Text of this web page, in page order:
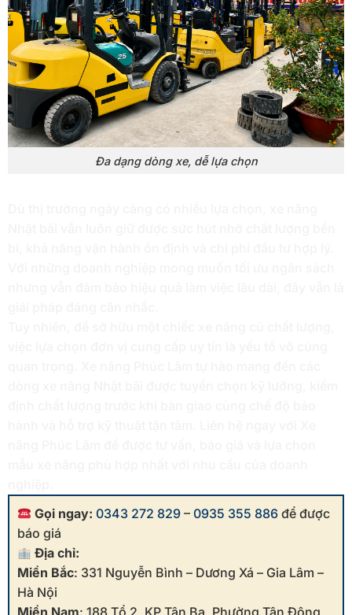
Đa dạng dòng xe, dễ lựa chọn
Gọi ngay: 0343 272 829 –0935 355 886 để được
báo giá
Địa chỉ:
Miền Bắc: 331 Nguyễn Bình – Dương Xá – Gia Lâm –
Hà Nội